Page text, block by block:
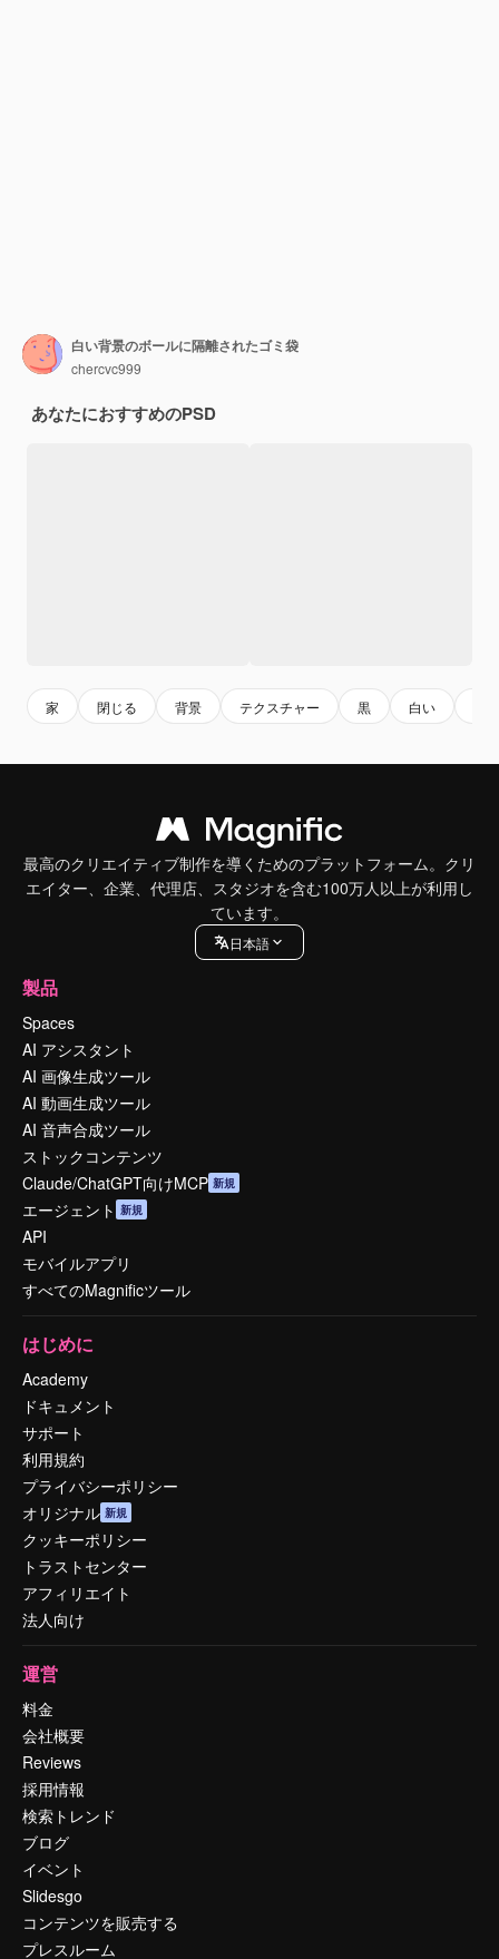
白い背景のボールに隔離されたゴミ袋
chercvc999
あなたにおすすめのPSD
家 閉じる 背景 テクスチャー 黒 白い
最高のクリエイティブ制作を導くためのプラットフォーム。クリ
エイター、企業、代理店、スタジオを含む100万人以上が利用し
ています。
日本語
製品
Spaces
AI アシスタント
AI 画像生成ツール
AI 動画生成ツール
AI 音声合成ツール
ストックコンテンツ
Claude/ChatGPT向けMCP 新規
エージェント 新規
API
モバイルアプリ
すべてのMagnificツール
はじめに
Academy
ドキュメント
サポート
利用規約
プライバシーポリシー
オリジナル 新規
クッキーポリシー
トラストセンター
アフィリエイト
法人向け
運営
料金
会社概要
Reviews
採用情報
検索トレンド
ブログ
イベント
Slidesgo
コンテンツを販売する
プレスルーム